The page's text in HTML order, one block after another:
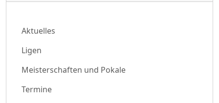
Aktuelles
Ligen
Meisterschaften und Pokale
Termine